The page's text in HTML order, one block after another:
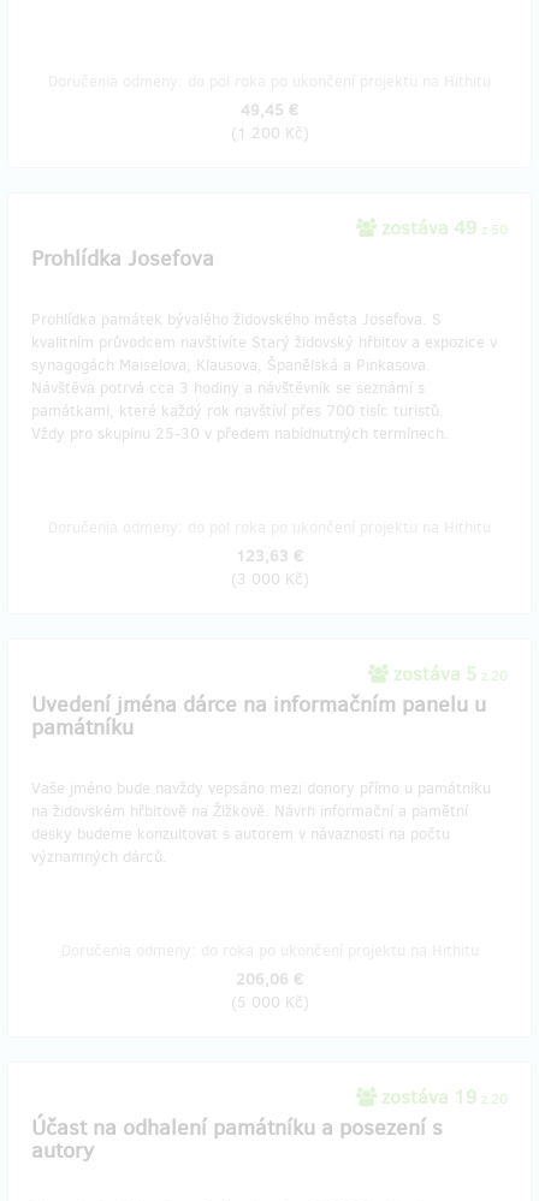
49,45 €
(1 200 Kč)
zostáva 49 z 50
Prohlídka Josefova
Prohlídka památek bývalého židovského města Josefova. S
kvalitním průvodcem navštívíte Starý židovský hřbitov a expozice v
synagogách Maiselova, Klausova, Španělská a Pinkasova.
Návštěva potrvá cca 3 hodiny a návštěvník se seznámí s
památkami, které každý rok navštíví přes 700 tisíc turistů.
Vždy pro skupinu 25-30 v předem nabídnutných termínech.
123,63 €
(3 000 Kč)
zostáva 5 z 20
Uvedení jména dárce na informačním panelu u
památníku
Vaše jméno bude navždy vepsáno mezi donory přímo u památníku
na židovském hřbitově na Žižkově. Návrh informační a pamětní
desky budeme konzultovat s autorem v návaznosti na počtu
významných dárců.
206,06 €
(5 000 Kč)
zostáva 19 z 20
Účast na odhalení památníku a posezení s
autory